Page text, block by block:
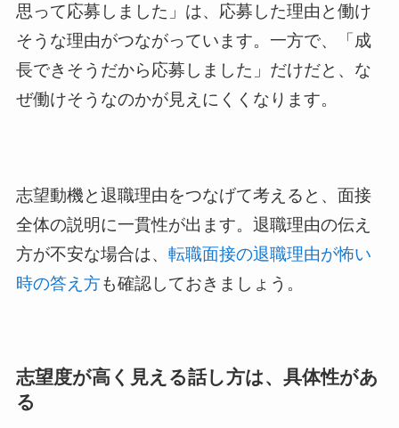
思って応募しました」は、応募した理由と働け
そうな理由がつながっています。一方で、「成
長できそうだから応募しました」だけだと、な
ぜ働けそうなのかが見えにくくなります。
志望動機と退職理由をつなげて考えると、面接
全体の説明に一貫性が出ます。退職理由の伝え
方が不安な場合は、 転職面接の退職理由が怖い
時の答え方も確認しておきましょう。
志望度が高く見える話し方は、具体性があ
る